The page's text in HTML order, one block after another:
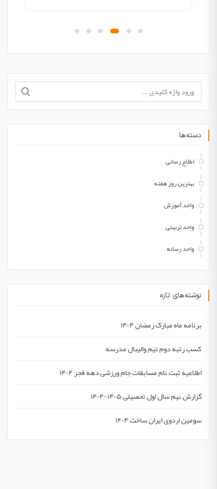
جستجو
برای:
دسته‌ها
اطلاع رسانی
بهترین روز هفته
واحد آموزش
واحد تربیتی
واحد رسانه
نوشته‌های تازه
برنامه ماه مبارک رمضان ۱۴۰۴
کسب رتبه دوم تیم والیبال مدرسه
اطلاعیه ثبت نام مسابقات جام ورزشی دهه فجر ۱۴۰۴
گزارش نیم سال اول تحصیلی ۱۴۰۵-۱۴۰۴
سومین اردوی ایران ساخت ۱۴۰۴